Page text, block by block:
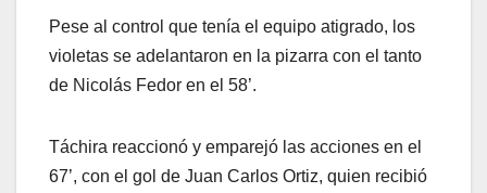
Pese al control que tenía el equipo atigrado, los
violetas se adelantaron en la pizarra con el tanto
de Nicolás Fedor en el 58’.
Táchira reaccionó y emparejó las acciones en el
67’, con el gol de Juan Carlos Ortiz, quien recibió